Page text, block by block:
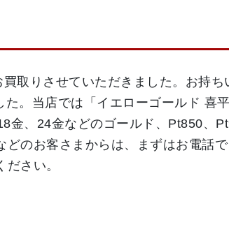
取りさせていただきました。お持
。当店では「イエローゴールド 喜
金、24金などのゴールド、Pt850、
のお客さまからは、まずはお電話
さい。